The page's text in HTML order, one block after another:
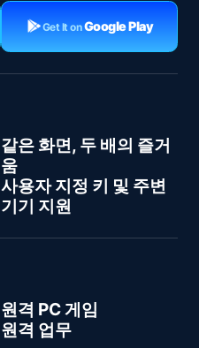
Get It onGoogle Play
같은 화면, 두 배의 즐거
움
사용자 지정 키 및 주변
기기 지원
원격 PC 게임
원격 업무